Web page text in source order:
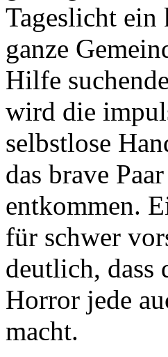
Tageslicht
ganze
Hilfe
wird die
selbstlose
das brave
entkommen.
für schwer
deutlich, dass
Horror jede
macht.